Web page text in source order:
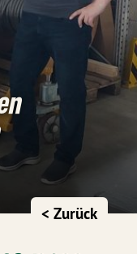
< Zurück